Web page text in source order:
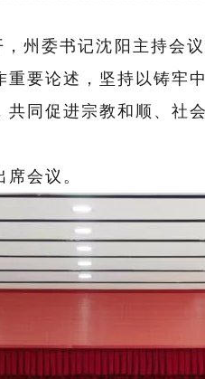
州委书记沈阳主持会
重要论述，坚持以铸牢
同促进宗教和顺、社
会议。